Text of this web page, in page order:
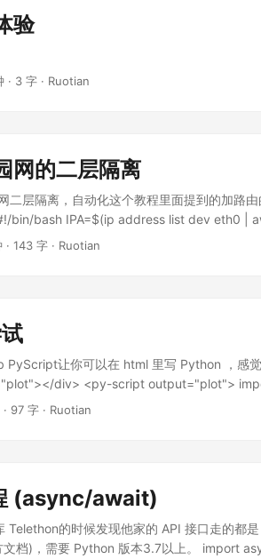
验
· 3 字 · Ruotian
网的二层隔离
二层隔离，自动化这个教程里面提到的加路
bin/bash IPA=$(ip address list dev eth0 |
dev eth0 | awk ' /^default/ {print $3}')
· 143 字 · Ruotian
让你可以在 html 里写 Python ，感
div> <py-script output="plot">
y =
· 97 字 · Ruotian
(async/await)
Telethon的时候发现他家的 API 接口走的都
档)，需要 Python 版本3.7以上。 import